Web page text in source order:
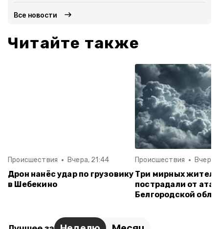
Все новости
Читайте также
Происшествия Вчера, 21:44
Дрон нанёс удар по грузовику
в Шебекино
Происшествия Вчера,
Три мирных жителя
пострадали от
Белгородской